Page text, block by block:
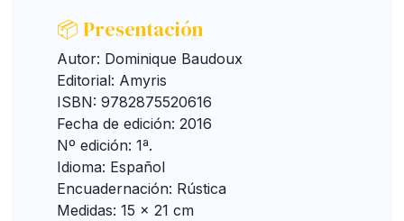
📦 Presentación
Autor: Dominique Baudoux
Editorial: Amyris
ISBN: 9782875520616
Fecha de edición: 2016
Nº edición: 1ª.
Idioma: Español
Encuadernación: Rústica
Medidas: 15 x 21 cm